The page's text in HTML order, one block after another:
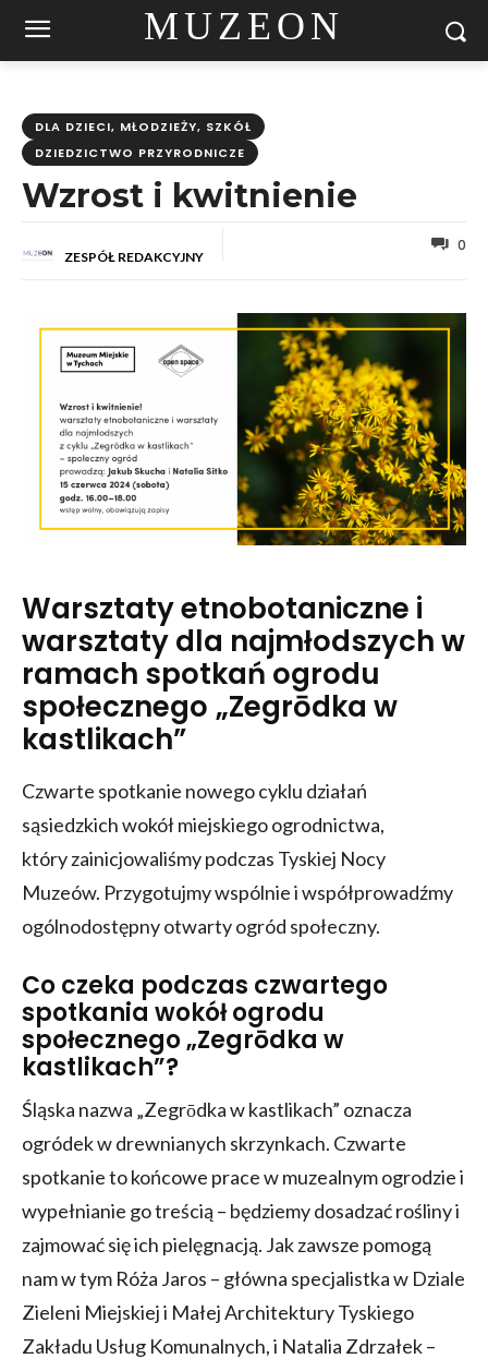
MUZEON
DLA DZIECI, MŁODZIEŻY, SZKÓŁ
DZIEDZICTWO PRZYRODNICZE
Wzrost i kwitnienie
ZESPÓŁ REDAKCYJNY
0
Warsztaty etnobotaniczne i
warsztaty dla najmłodszych w
ramach spotkań ogrodu
społecznego „Zegrōdka w
kastlikach”
Czwarte spotkanie nowego cyklu działań
sąsiedzkich wokół miejskiego ogrodnictwa,
który zainicjowaliśmy podczas Tyskiej Nocy
Muzeów. Przygotujmy wspólnie i współprowadźmy
ogólnodostępny otwarty ogród społeczny.
Co czeka podczas czwartego
spotkania wokół ogrodu
społecznego „Zegrōdka w
kastlikach”?
Śląska nazwa „Zegrōdka w kastlikach” oznacza
ogródek w drewnianych skrzynkach. Czwarte
spotkanie to końcowe prace w muzealnym ogrodzie i
wypełnianie go treścią – będziemy dosadzać rośliny i
zajmować się ich pielęgnacją. Jak zawsze pomogą
nam w tym Róża Jaros – główna specjalistka w Dziale
Zieleni Miejskiej i Małej Architektury Tyskiego
Zakładu Usług Komunalnych, i Natalia Zdrzałek –